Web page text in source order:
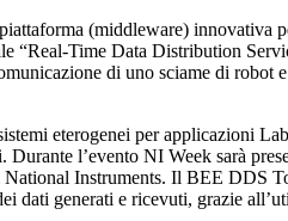
(middleware) innovativa
Time Data Distribution
di uno sciame di robot
eterogenei per applicazioni
l’evento NI Week sarà
Instruments. Il BEE DDS
dati generati e ricevuti, grazie